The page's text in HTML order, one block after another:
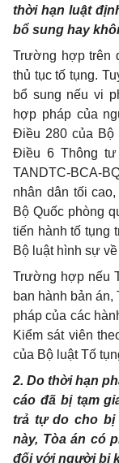
thời hạn luật
bổ sung hay
Trường hợp trên
thủ tục tố tụng.
bổ sung nếu vi
hợp pháp của
Điều 280 của Bộ
Điều 6 Thông tư
TANDTC-BCA-
nhân dân tối
Bộ Quốc phòng
tiến hành tố tụng
Bộ luật hình sự
Trường hợp nếu
ban hành bản
pháp của các
Kiểm sát viên
của Bộ luật Tố
2. Do thời hạn
cáo đã bị tạm
trả tự do cho bị
này, Tòa án có
đối với người bị